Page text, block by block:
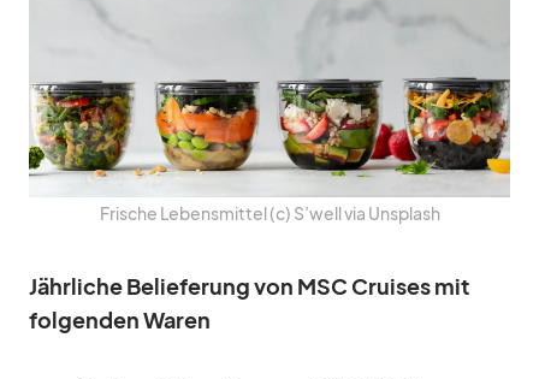
Fri­sche Le­bens­mit­tel (c) S’­well via Un­s­plash
Jähr­li­che Be­lie­fe­rung von MSC Crui­ses mit
fol­gen­den Wa­ren